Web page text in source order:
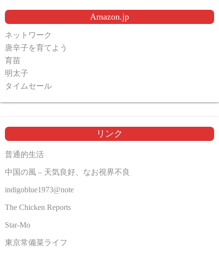
Amazon.jp
ネットワーク
唐辛子を育てよう
育苗
明太子
タイムセール
リンク
普通的生活
中国の風 – 天気良好、なお視界不良
indigoblue1973@note
The Chicken Reports
Star-Mo
東京常備菜ライフ